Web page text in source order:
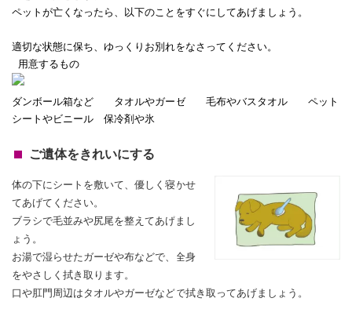
ペットが亡くなったら、以下のことをすぐにしてあげましょう。
適切な状態に保ち、ゆっくりお別れをなさってください。
用意するもの
ダンボール箱など タオルやガーゼ 毛布やバスタオル ペット
シートやビニール 保冷剤や氷
ご遺体をきれいにする
体の下にシートを敷いて、優しく寝かせ
てあげてください。
ブラシで毛並みや尻尾を整えてあげまし
ょう。
お湯で湿らせたガーゼや布などで、全身
をやさしく拭き取ります。
口や肛門周辺はタオルやガーゼなどで拭き取ってあげましょう。